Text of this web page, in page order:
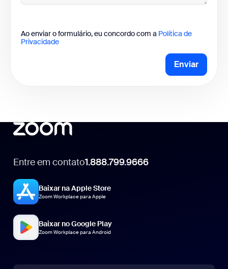
Ao enviar o formulário, eu concordo com a Política de
Privacidade
Enviar
Entre em contato1.888.799.9666
Baixar na Apple Store
Zoom Workplace para Apple
Baixar no Google Play
Zoom Workplace para Android